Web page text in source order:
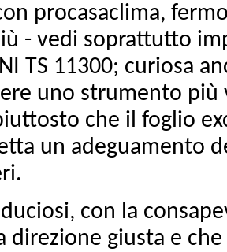
procasaclima,
- vedi soprattutto
TS 11300; curiosa
uno strumento più
che il foglio
un adeguamento
con la
direzione giusta e